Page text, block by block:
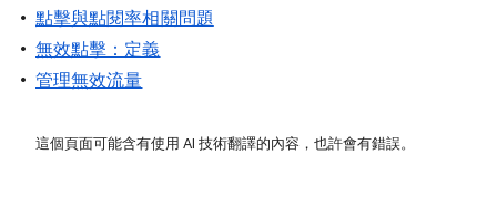
點擊與點閱率相關問題
無效點擊：定義
管理無效流量
這個頁面可能含有使用 AI 技術翻譯的內容，也許會有錯誤。